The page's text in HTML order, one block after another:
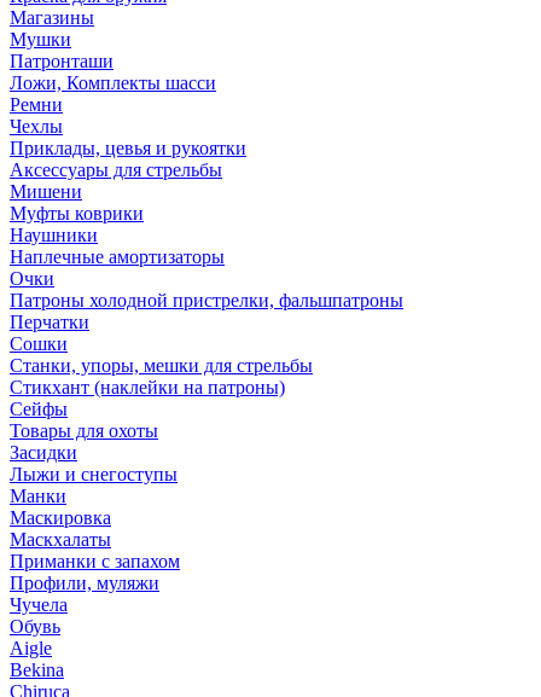
Магазины
Мушки
Патронташи
Ложи, Комплекты шасси
Ремни
Чехлы
Приклады, цевья и рукоятки
Аксессуары для стрельбы
Мишени
Муфты коврики
Наушники
Наплечные амортизаторы
Очки
Патроны холодной пристрелки, фальшпатроны
Перчатки
Сошки
Станки, упоры, мешки для стрельбы
Стикхант (наклейки на патроны)
Сейфы
Товары для охоты
Засидки
Лыжи и снегоступы
Манки
Маскировка
Маскхалаты
Приманки с запахом
Профили, муляжи
Чучела
Обувь
Aigle
Bekina
Chiruсa